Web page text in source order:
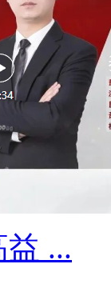
益 ...